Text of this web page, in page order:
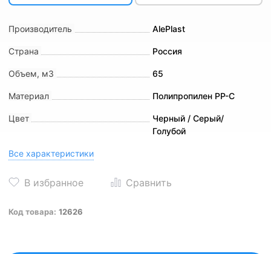
Производитель AlePlast
Страна Россия
Объем, м3 65
Материал Полипропилен PP-C
Цвет
Черный / Серый/
Голубой
Все характеристики
Код товара: 12626